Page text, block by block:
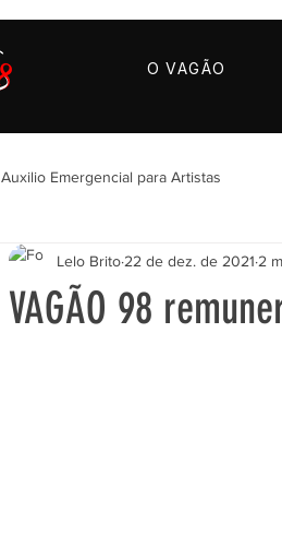
O VAGÃO
Auxilio Emergencial para Artistas
VAGÃO 98
Lelo Brito 22 de dez. de 2021 2